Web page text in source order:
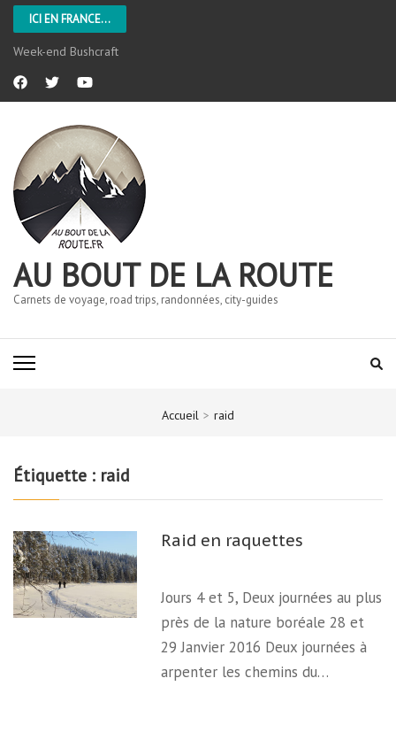
ICI EN FRANCE...
Week-end Bushcraft
AU BOUT DE LA ROUTE
Carnets de voyage, road trips, randonnées, city-guides
Accueil > raid
Étiquette : raid
Raid en raquettes
Jours 4 et 5, Deux journées au plus
près de la nature boréale 28 et
29 Janvier 2016 Deux journées à
arpenter les chemins du…